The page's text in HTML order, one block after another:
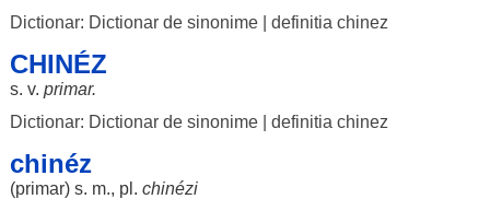
Dictionar: Dictionar de sinonime| definitia chinez
CHINÉZ
s. v. primar.
Dictionar: Dictionar de sinonime| definitia chinez
chinéz
(primar) s. m., pl. chinézi